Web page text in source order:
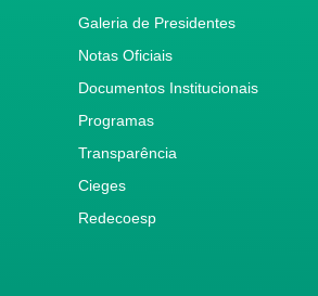
Galeria de Presidentes
Notas Oficiais
Documentos Institucionais
Programas
Transparência
Cieges
Redecoesp